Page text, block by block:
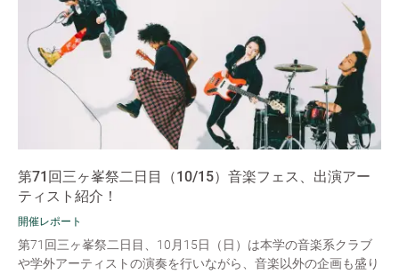
第71回三ヶ峯祭二日目（10/15）音楽フェス、出演アー
ティスト紹介！
開催レポート
第71回三ヶ峯祭二日目、10月15日（日）は本学の音楽系クラブ
や学外アーティストの演奏を行いながら、音楽以外の企画も盛り